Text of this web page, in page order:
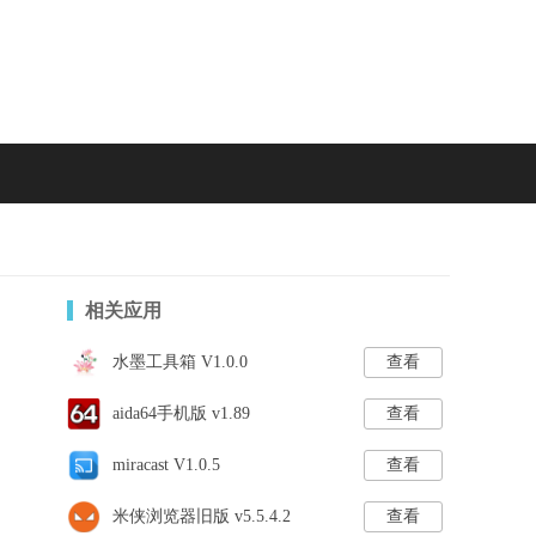
相关应用
水墨工具箱 V1.0.0 查看
aida64手机版 v1.89 查看
miracast V1.0.5 查看
米侠浏览器旧版 v5.5.4.2 查看